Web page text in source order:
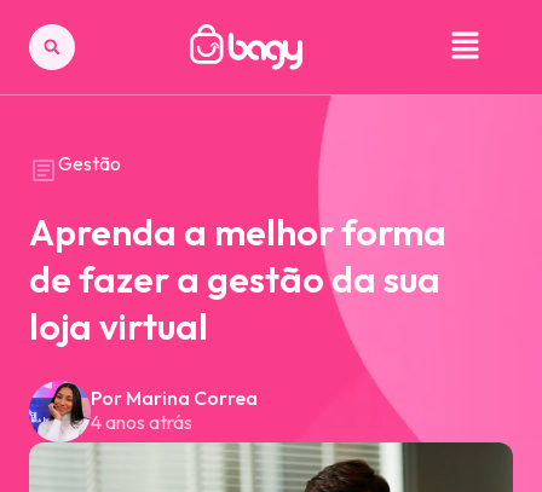
Gestão
Aprenda a melhor forma
de fazer a gestão da sua
loja virtual
Por Marina Correa
4 anos atrás